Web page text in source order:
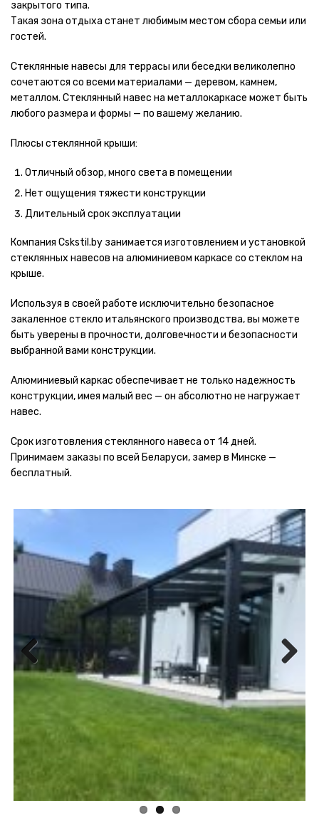
закрытого типа.
Такая зона отдыха станет любимым местом сбора семьи или
гостей.
Стеклянные навесы для террасы или беседки великолепно
сочетаются со всеми материалами — деревом, камнем,
металлом. Стеклянный навес на металлокаркасе может быть
любого размера и формы — по вашему желанию.
Плюсы стеклянной крыши:
Отличный обзор, много света в помещении
Нет ощущения тяжести конструкции
Длительный срок эксплуатации
Компания Cskstil.by занимается изготовлением и установкой
стеклянных навесов на алюминиевом каркасе со стеклом на
крыше.
Используя в своей работе исключительно безопасное
закаленное стекло итальянского производства, вы можете
быть уверены в прочности, долговечности и безопасности
выбранной вами конструкции.
Алюминиевый каркас обеспечивает не только надежность
конструкции, имея малый вес — он абсолютно не нагружает
навес.
Срок изготовления стеклянного навеса от 14 дней.
Принимаем заказы по всей Беларуси, замер в Минске —
бесплатный.
Previous